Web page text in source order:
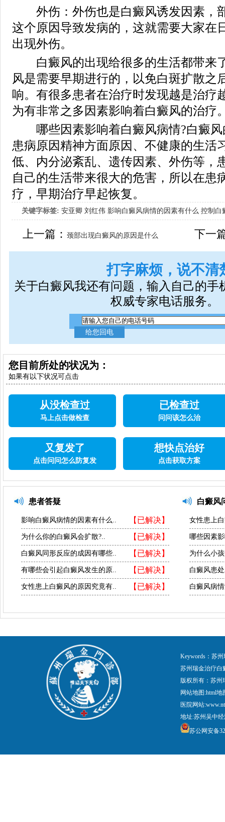
外伤：外伤也是白癜风诱发因素，
这个原因导致发病的，这就需要大家在
出现外伤。
白癜风的出现给很多的生活都带来
风是需要早期进行的，以免白斑扩散之
响。有很多患者在治疗时发现越是治疗
为有非常之多因素影响着白癜风的治疗
哪些因素影响着白癜风病情?白癜风
患病原因精神方面原因、不健康的生活
低、内分泌紊乱、遗传因素、外伤等，
自己的生活带来很大的危害，所以在患
疗，早期治疗早起恢复。
关键字标签: 安亚卿 刘红伟 影响白癜风病情的因素有什么 控制白
女生应该如何治疗呢
上一篇：颈部出现白癜风的原因是什么 下一
打字麻烦，说不清
关于白癜风我还有问题，输入自己的手
权威专家电话服务。
您目前所处的状况为：
如果有以下状况可点击
从没检查过
马上点击做检查
已检查过
问问该怎么治
又复发了
点击问问怎么防复发
想快点治好
点击获取方案
患者答疑
【已解决】
影响白癜风病情的因素有什么..
【已解决】
为什么你的白癜风会扩散?..
【已解决】
白癜风同形反应的成因有哪些..
【已解决】
有哪些会引起白癜风发生的原..
【已解决】
女性患上白癜风的原因究竟有..
白癜风
女性患上
哪些因素
为什么小
白癜风患
白癜风病
Keywords：苏
苏州瑞金治疗白
版权所有：苏
网站地图:html地
医院网站
地址:苏州吴中
苏公网安备